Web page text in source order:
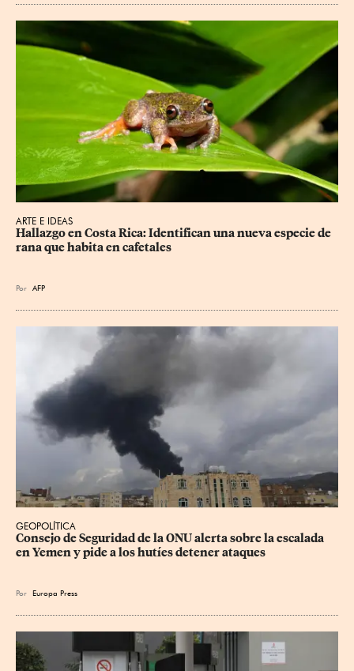
ARTE E IDEAS
Hallazgo en Costa Rica: Identifican una nueva especie de
rana que habita en cafetales
Por AFP
GEOPOLÍTICA
Consejo de Seguridad de la ONU alerta sobre la escalada
en Yemen y pide a los hutíes detener ataques
Por Europa Press